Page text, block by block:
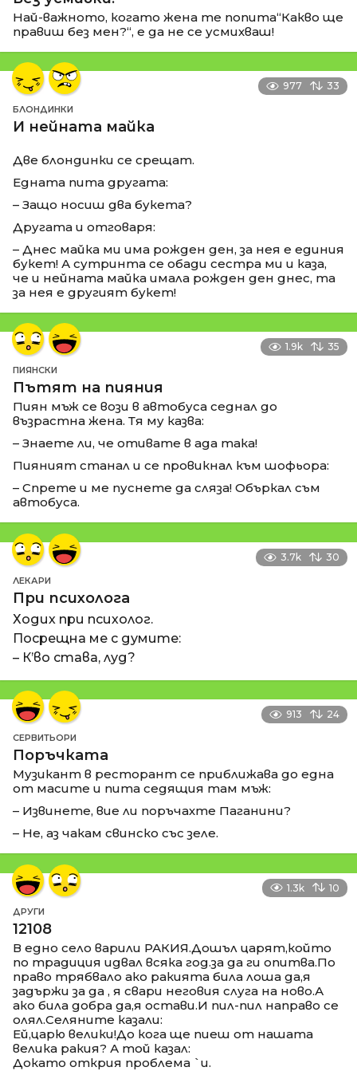
Най-важното, когато жена те попита“Какво ще
правиш без мен?“, е да не се усмихваш!
977 33
БЛОНДИНКИ
И нейната майка
Две блондинки се срещат.
Едната пита другата:
– Защо носиш два букета?
Другата и отговаря:
– Днес майка ми има рожден ден, за нея е единия
букет! А сутринта се обади сестра ми и каза,
че и нейната майка имала рожден ден днес, та
за нея е другият букет!
1.9k 35
ПИЯНСКИ
Пътят на пияния
Пиян мъж се вози в автобуса седнал до
възрастна жена. Тя му казва:
– Знаете ли, че отивате в ада така!
Пияният станал и се провикнал към шофьора:
– Спрете и ме пуснете да сляза! Объркал съм
автобуса.
3.7k 30
ЛЕКАРИ
При психолога
Ходих при психолог.
Посрещна ме с думите:
– К’во става, луд?
913 24
СЕРВИТЬОРИ
Поръчката
Музикант в ресторант се приближава до една
от масите и пита седящия там мъж:
– Извинете, вие ли поръчахте Паганини?
– Не, аз чакам свинско със зеле.
1.3k 10
ДРУГИ
12108
В едно село варили РАКИЯ.Дошъл царят,който
по традиция идвал всяка год.за да ги опитва.По
право трябвало ако ракията била лоша да,я
задържи за да , я свари неговия слуга на ново.А
ако била добра да,я остави.И пил-пил направо се
олял.Селяните казали:
Ей,царю велики!До кога ще пиеш от нашата
велика ракия? А той казал:
Докато открия проблема `и.